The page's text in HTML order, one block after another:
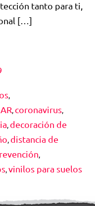
tanto para ti,
[…]
,
, coronavirus,
, decoración de
, distancia de
,
,vinilos para suelos